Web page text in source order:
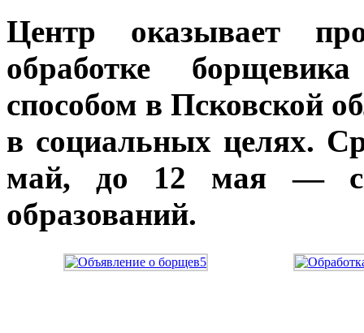
Центр оказывает
обработке
способом в Псковской
в социальных целях.
май, до 12 мая —
образований.